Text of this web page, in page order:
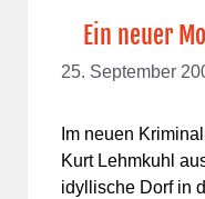
Ein neuer
25. September
Im neuen
Kurt Lehmkuhl
idyllische Dorf in